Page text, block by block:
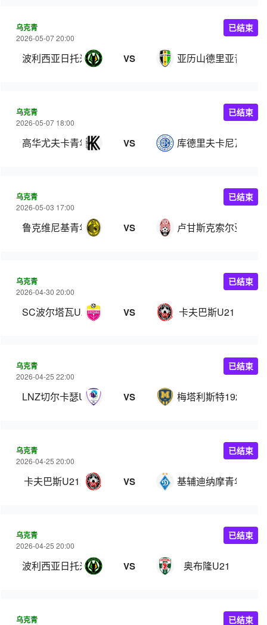
乌克青
2026-05-07 20:00
波利西亚日托米尔U21 VS 亚历山德里亚青年队
已结束
乌克青
2026-05-07 18:00
高华尤夫卡青年队 VS 库德里夫卡尼瓦U21
已结束
乌克青
2026-05-03 17:00
鲁克维尼基青年队 VS 卢甘斯克索尔亚青年
已结束
乌克青
2026-04-30 20:00
SC波尔塔瓦U21 VS 卡夫巴斯U21
已结束
乌克青
2026-04-25 22:00
LNZ切尔卡瑟U21 VS 梅塔利斯特1925青
已结束
乌克青
2026-04-25 20:00
卡夫巴斯U21 VS 基辅迪纳摩青年队
已结束
乌克青
2026-04-25 20:00
波利西亚日托米尔U21 VS 奥布隆U21
已结束
乌克青 已结束